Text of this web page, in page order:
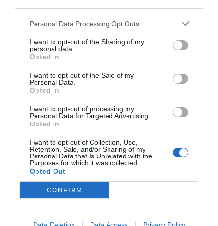
Personal Data Processing Opt Outs
I want to opt-out of the Sharing of my
personal data.
Opted In
I want to opt-out of the Sale of my
Personal Data.
Opted In
I want to opt-out of processing my
Personal Data for Targeted Advertising.
Opted In
I want to opt-out of Collection, Use,
Retention, Sale, and/or Sharing of my
Personal Data that Is Unrelated with the
Purposes for which it was collected.
Opted Out
CONFIRM
29.12.16
zwezdi4ka
Board Administrator
Team Farmerama BG
"Големият гръм"